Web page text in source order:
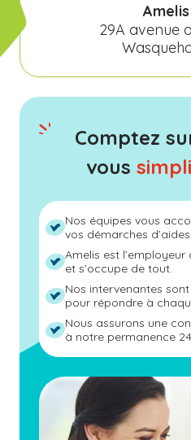
29A avenue
Comptez
vous
Nos équipes vous
vos démarches
Amelis est
et s’occupe de tout.
Nos intervenantes
pour répondre à
Nous assurons une
à notre permanence